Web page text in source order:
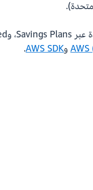
وAWS SDK
.